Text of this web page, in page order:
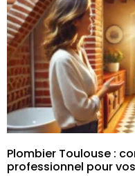
Plombier Toulouse :
professionnel pour